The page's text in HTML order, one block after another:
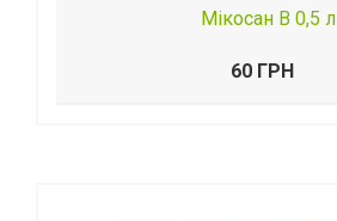
Мікосан В 0,5 л
60 ГРН